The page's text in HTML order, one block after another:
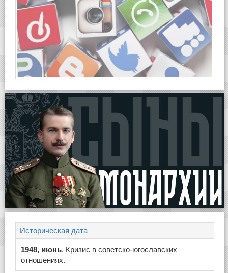
Историческая дата
1948, июнь, Кризис в советско-югославских
отношениях.